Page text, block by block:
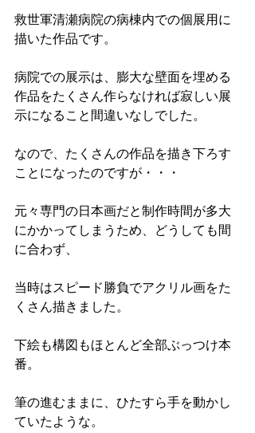
救世軍清瀬病院の病棟内での個展用に
描いた作品です。
病院での展示は、膨大な壁面を埋める
作品をたくさん作らなければ寂しい展
示になること間違いなしでした。
なので、たくさんの作品を描き下ろす
ことになったのですが・・・
元々専門の日本画だと制作時間が多大
にかかってしまうため、どうしても間
に合わず、
当時はスピード勝負でアクリル画をた
くさん描きました。
下絵も構図もほとんど全部ぶっつけ本
番。
筆の進むままに、ひたすら手を動かし
ていたような。